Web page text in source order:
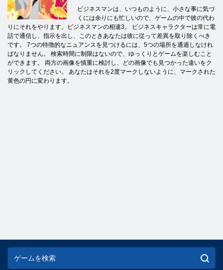
ビジネスマンは、いつものように、小さな事に気づ
くには余りにも忙しいので、ゲームの中で彼の代わ
りにそれをやります。ビジネスマンの相違3。 ビジネスキャラクターは常に電
話で通信し、指示を出し、このときあなたは彼に従って差異を取り除くべき
です。 7つの特徴的なニュアンスを見つけるには、5つの場所を通過しなけれ
ばなりません。 検索時間に制限はないので、ゆっくりとゲームを楽しむこと
ができます。 両方の画像を慎重に検討し、どの画像でも見つかった違いをク
リックしてください。 あなたはそれを2度マークしないように、マークされた
黄色の円に変わります。